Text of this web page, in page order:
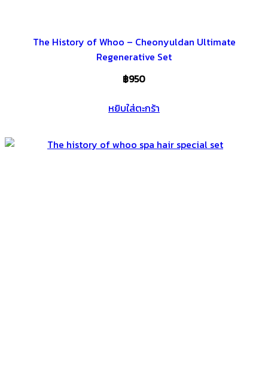
The History of Whoo – Cheonyuldan Ultimate
Regenerative Set
฿950
หยิบใส่ตะกร้า